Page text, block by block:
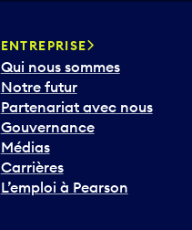
ENTREPRISE
Qui nous sommes
Notre futur
Partenariat avec nous
Gouvernance
Médias
Carrières
L’emploi à Pearson